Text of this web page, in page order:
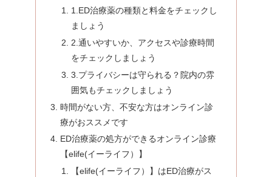
1.ED治療薬の種類と料金をチェックし
ましょう
2.通いやすいか、アクセスや診療時間
をチェックしましょう
3.プライバシーは守られる？院内の雰
囲気もチェックしましょう
時間がない方、不安な方はオンライン診
療がおススメです
ED治療薬の処方ができるオンライン診療
【elife(イーライフ）】
【elife(イーライフ）】はED治療がス